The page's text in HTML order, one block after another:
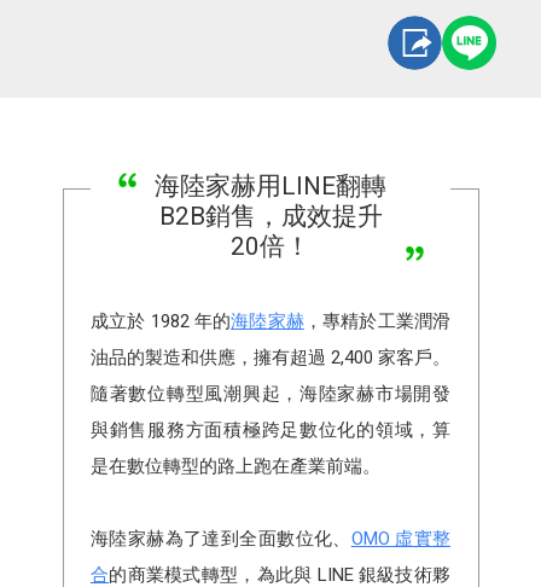
海陸家赫用LINE翻轉
B2B銷售，成效提升
20倍！
成立於 1982 年的海陸家赫，專精於工業潤滑
油品的製造和供應，擁有超過 2,400 家客戶。
隨著數位轉型風潮興起，海陸家赫市場開發
與銷售服務方面積極跨足數位化的領域，算
是在數位轉型的路上跑在產業前端。
海陸家赫為了達到全面數位化、 OMO 虛實整
合的商業模式轉型，為此與 LINE 銀級技術夥